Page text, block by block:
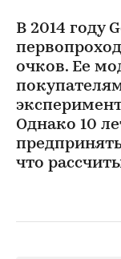
В 2014 году
очков. Ее
Однако 10
что